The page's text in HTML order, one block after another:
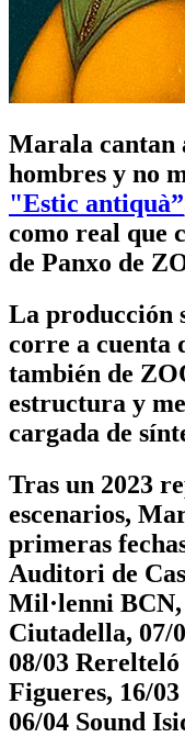
Marala cantan
hombres y no
"Estic antiquà”
como real que
de Panxo de
La producción
corre a cuenta
también de
estructura y
cargada de
Tras un 2023
escenarios,
primeras
Auditori de
Mil·lenni BCN,
Ciutadella, 07/
08/03
Figueres, 16/
06/04 Sound